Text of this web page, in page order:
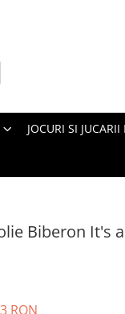
JOCURI SI JUCARII
Biberon It's
RON